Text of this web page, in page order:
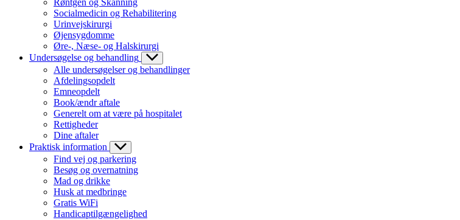
Røntgen og Skanning
Socialmedicin og Rehabilitering
Urinvejskirurgi
Øjensygdomme
Øre-, Næse- og Halskirurgi
Undersøgelse og behandling
Alle undersøgelser og behandlinger
Afdelingsopdelt
Emneopdelt
Book/ændr aftale
Generelt om at være på hospitalet
Rettigheder
Dine aftaler
Praktisk information
Find vej og parkering
Besøg og overnatning
Mad og drikke
Husk at medbringe
Gratis WiFi
Handicaptilgængelighed